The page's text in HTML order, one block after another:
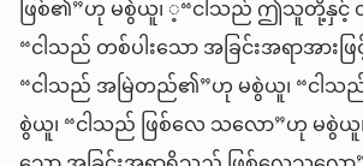
ဖြစ်၏”ဟု မစွဲယူ၊ ့“ငါသည် ဤသူတို့နှင့်
“ငါသည် တစ်ပါးသော အခြင်းအရာအားဖ
“ငါသည် အမြဲတည်၏”ဟု မစွဲယူ၊ “ငါ
စွဲယူ၊ “ငါသည် ဖြစ်လေ သလော”ဟု မစွဲ